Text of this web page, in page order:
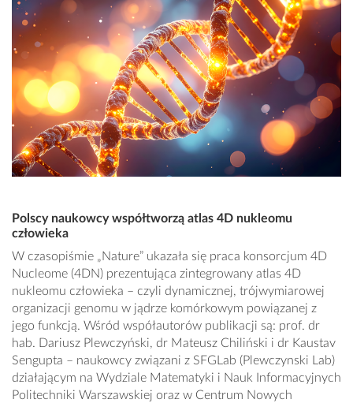
Polscy naukowcy współtworzą atlas 4D nukleomu
człowieka
W czasopiśmie „Nature” ukazała się praca konsorcjum 4D
Nucleome (4DN) prezentująca zintegrowany atlas 4D
nukleomu człowieka – czyli dynamicznej, trójwymiarowej
organizacji genomu w jądrze komórkowym powiązanej z
jego funkcją. Wśród współautorów publikacji są: prof. dr
hab. Dariusz Plewczyński, dr Mateusz Chiliński i dr Kaustav
Sengupta – naukowcy związani z SFGLab (Plewczynski Lab)
działającym na Wydziale Matematyki i Nauk Informacyjnych
Politechniki Warszawskiej oraz w Centrum Nowych